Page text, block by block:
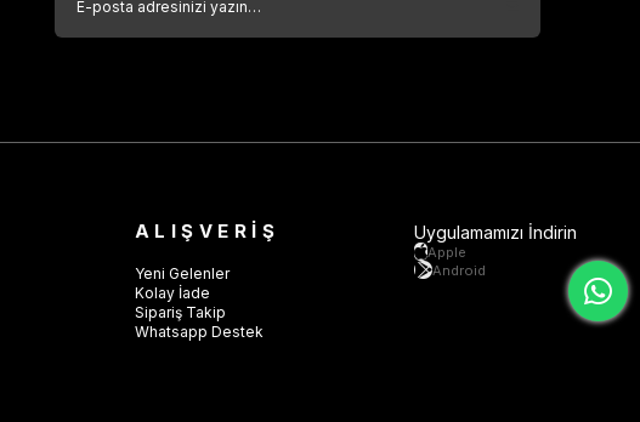
ALIŞVERİŞ
Yeni Gelenler
Kolay İade
Sipariş Takip
Whatsapp Destek
Uygulamamızı İndirin
Apple
Android